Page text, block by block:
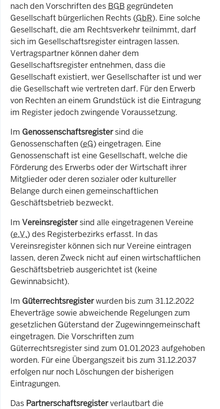
nach den Vorschriften des BGB gegründeten
Gesellschaft bürgerlichen Rechts (GbR). Eine solche
Gesellschaft, die am Rechtsverkehr teilnimmt, darf
sich im Gesellschaftsregister eintragen lassen.
Vertragspartner können daher dem
Gesellschaftsregister entnehmen, dass die
Gesellschaft existiert, wer Gesellschafter ist und wer
die Gesellschaft wie vertreten darf. Für den Erwerb
von Rechten an einem Grundstück ist die Eintragung
im Register jedoch zwingende Voraussetzung.
Im Genossenschaftsregistersind die
Genossenschaften (eG) eingetragen. Eine
Genossenschaft ist eine Gesellschaft, welche die
Förderung des Erwerbs oder der Wirtschaft ihrer
Mitglieder oder deren sozialer oder kultureller
Belange durch einen gemeinschaftlichen
Geschäftsbetrieb bezweckt.
Im Vereinsregistersind alle eingetragenen Vereine
(e.V.) des Registerbezirks erfasst. In das
Vereinsregister können sich nur Vereine eintragen
lassen, deren Zweck nicht auf einen wirtschaftlichen
Geschäftsbetrieb ausgerichtet ist (keine
Gewinnabsicht).
Im Güterrechtsregisterwurden bis zum 31.12.2022
Eheverträge sowie abweichende Regelungen zum
gesetzlichen Güterstand der Zugewinngemeinschaft
eingetragen. Die Vorschriften zum
Güterrechtsregister sind zum 01.01.2023 aufgehoben
worden. Für eine Übergangszeit bis zum 31.12.2037
erfolgen nur noch Löschungen der bisherigen
Eintragungen.
Das Partnerschaftsregisterverlautbart die